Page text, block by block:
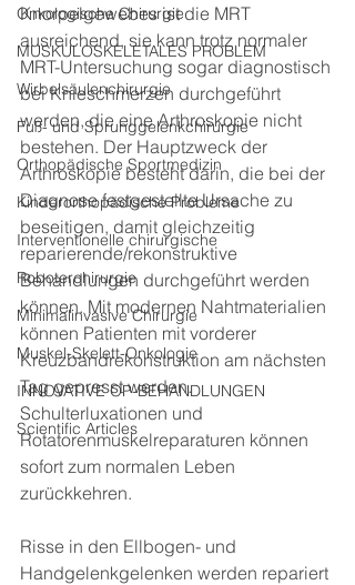
Onkologische Chirurgie
MUSKULOSKELETALES PROBLEM
Wirbelsäulenchirurgie
Fuß- und Sprunggelenkchirurgie
Orthopädische Sportmedizin
Kinderorthopädische Probleme
Interventionelle chirurgische
Roboterchirurgie
Minimalinvasive Chirurgie
Muskel-Skelett-Onkologie
INNOVATIVE OP-BEHANDLUNGEN
Scientific Articles
Knorpelgewebes ist die MRT
ausreichend, sie kann trotz normaler
MRT-Untersuchung sogar diagnostisch
bei Knieschmerzen durchgeführt
werden, die eine Arthroskopie nicht
bestehen. Der Hauptzweck der
Arthroskopie besteht darin, die bei der
Diagnose festgestellte Ursache zu
beseitigen, damit gleichzeitig
reparierende/rekonstruktive
Behandlungen durchgeführt werden
können. Mit modernen Nahtmaterialien
können Patienten mit vorderer
Kreuzbandrekonstruktion am nächsten
Tag gepresst werden.
Schulterluxationen und
Rotatorenmuskelreparaturen können
sofort zum normalen Leben
zurückkehren.
Risse in den Ellbogen- und
Handgelenkgelenken werden repariert